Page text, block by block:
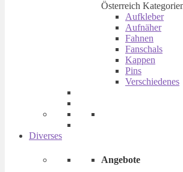
Österreich
Aufkleber
Aufnäher
Fahnen
Fanschals
Kappen
Pins
Verschiedenes
Diverses
Angebote